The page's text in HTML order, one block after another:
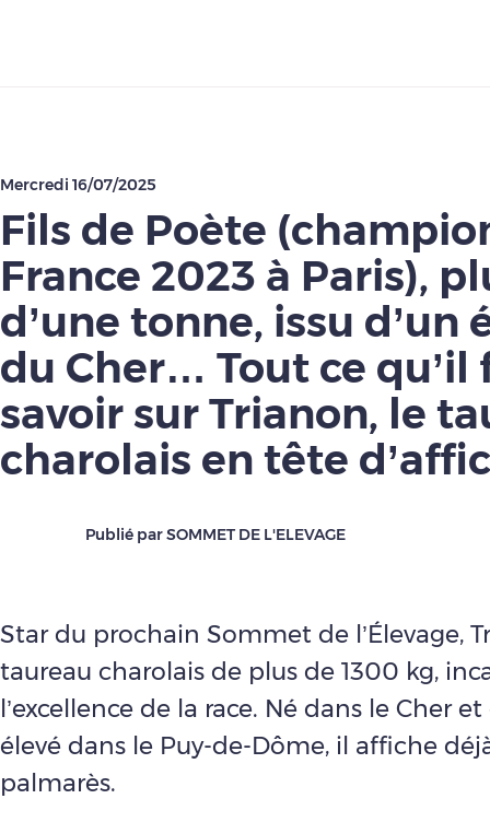
Mercredi 16/07/2025
Fils de Poète
France 2023 à Paris),
d’une tonne, issu d’un
du Cher… Tout ce qu’il
savoir sur Trianon, le
charolais en tête
Publié par SOMMET DE L'ELEVAGE
Star du prochain Sommet de l’Élevage,
taureau charolais de plus de 1300 kg,
l’excellence de la race. Né dans le Cher
élevé dans le Puy-de-Dôme, il affiche
palmarès.